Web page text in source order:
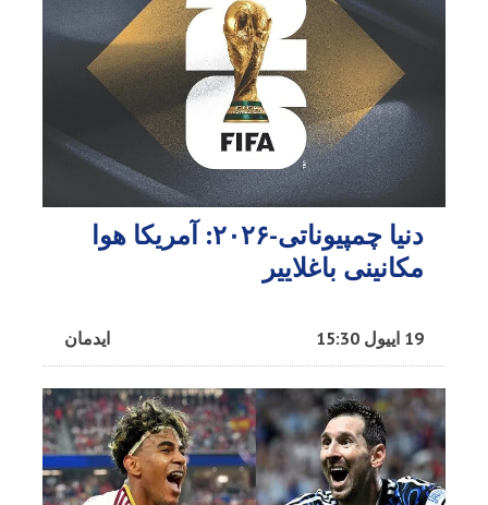
دنیا چمپیوناتی-۲۰۲۶: آمریکا هوا
مکانینی باغلاییر
ایدمان 19 اییول 15:30